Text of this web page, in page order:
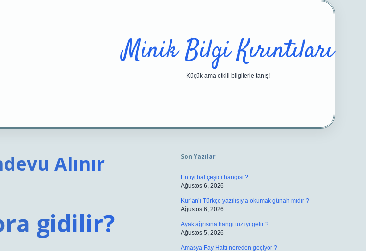
Minik Bilgi Kırıntıları
Küçük ama etkili bilgilerle tanış!
Alınır
gidilir?
Son Yazılar
En iyi bal çeşidi hangisi ?
Ağustos 6, 2026
Kur’an’ı Türkçe yazılışıyla okumak günah mıdır ?
Ağustos 6, 2026
Ayak ağrısına hangi tuz iyi gelir ?
Ağustos 5, 2026
Amasya Fay Hattı nereden geçiyor ?